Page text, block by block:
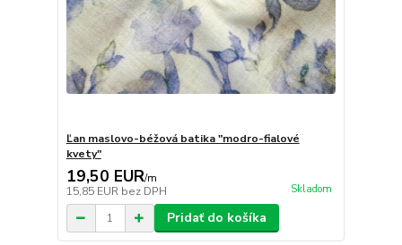
Ľan maslovo-béžová batika "modro-fialové
kvety"
19,50 EUR/m
15,85 EUR bez DPH Skladom
Pridať do košíka